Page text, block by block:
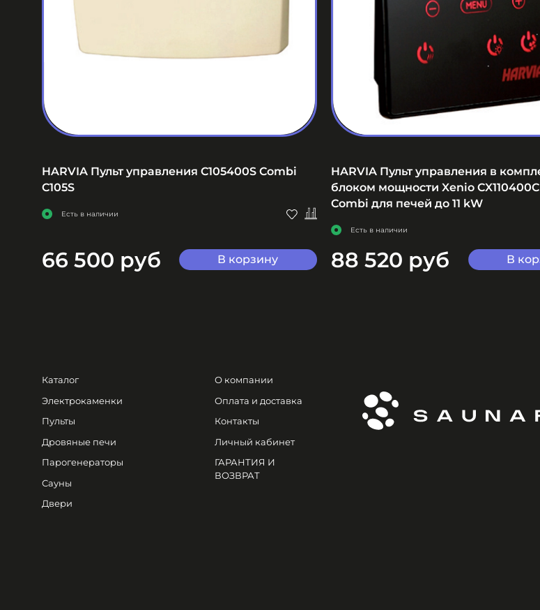
HARVIA Пульт управления C105400S Combi
C105S
Есть в наличии
66 500 руб В корзину
HARVIA Пульт управления в
блоком мощности Xenio CX110400C
Combi для печей до 11 kW
Есть в наличии
88 520 руб В
Каталог
Электрокаменки
Пульты
Дровяные печи
Парогенераторы
Сауны
Двери
О компании
Оплата и доставка
Контакты
Личный кабинет
ГАРАНТИЯ И
ВОЗВРАТ